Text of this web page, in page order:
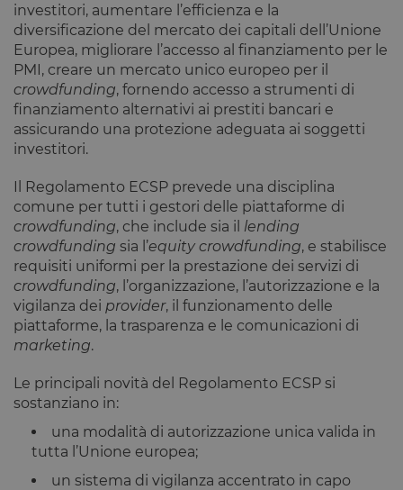
investitori, aumentare l’efficienza e la
diversificazione del mercato dei capitali dell’Unione
Europea, migliorare l’accesso al finanziamento per le
PMI, creare un mercato unico europeo per il
crowdfunding, fornendo accesso a strumenti di
finanziamento alternativi ai prestiti bancari e
assicurando una protezione adeguata ai soggetti
investitori.
Il Regolamento ECSP prevede una disciplina
comune per tutti i gestori delle piattaforme di
crowdfunding, che include sia il lending
crowdfunding sia l’equity crowdfunding, e stabilisce
requisiti uniformi per la prestazione dei servizi di
crowdfunding, l’organizzazione, l’autorizzazione e la
vigilanza dei provider, il funzionamento delle
piattaforme, la trasparenza e le comunicazioni di
marketing.
Le principali novità del Regolamento ECSP si
sostanziano in:
una modalità di autorizzazione unica valida in
tutta l’Unione europea;
un sistema di vigilanza accentrato in capo